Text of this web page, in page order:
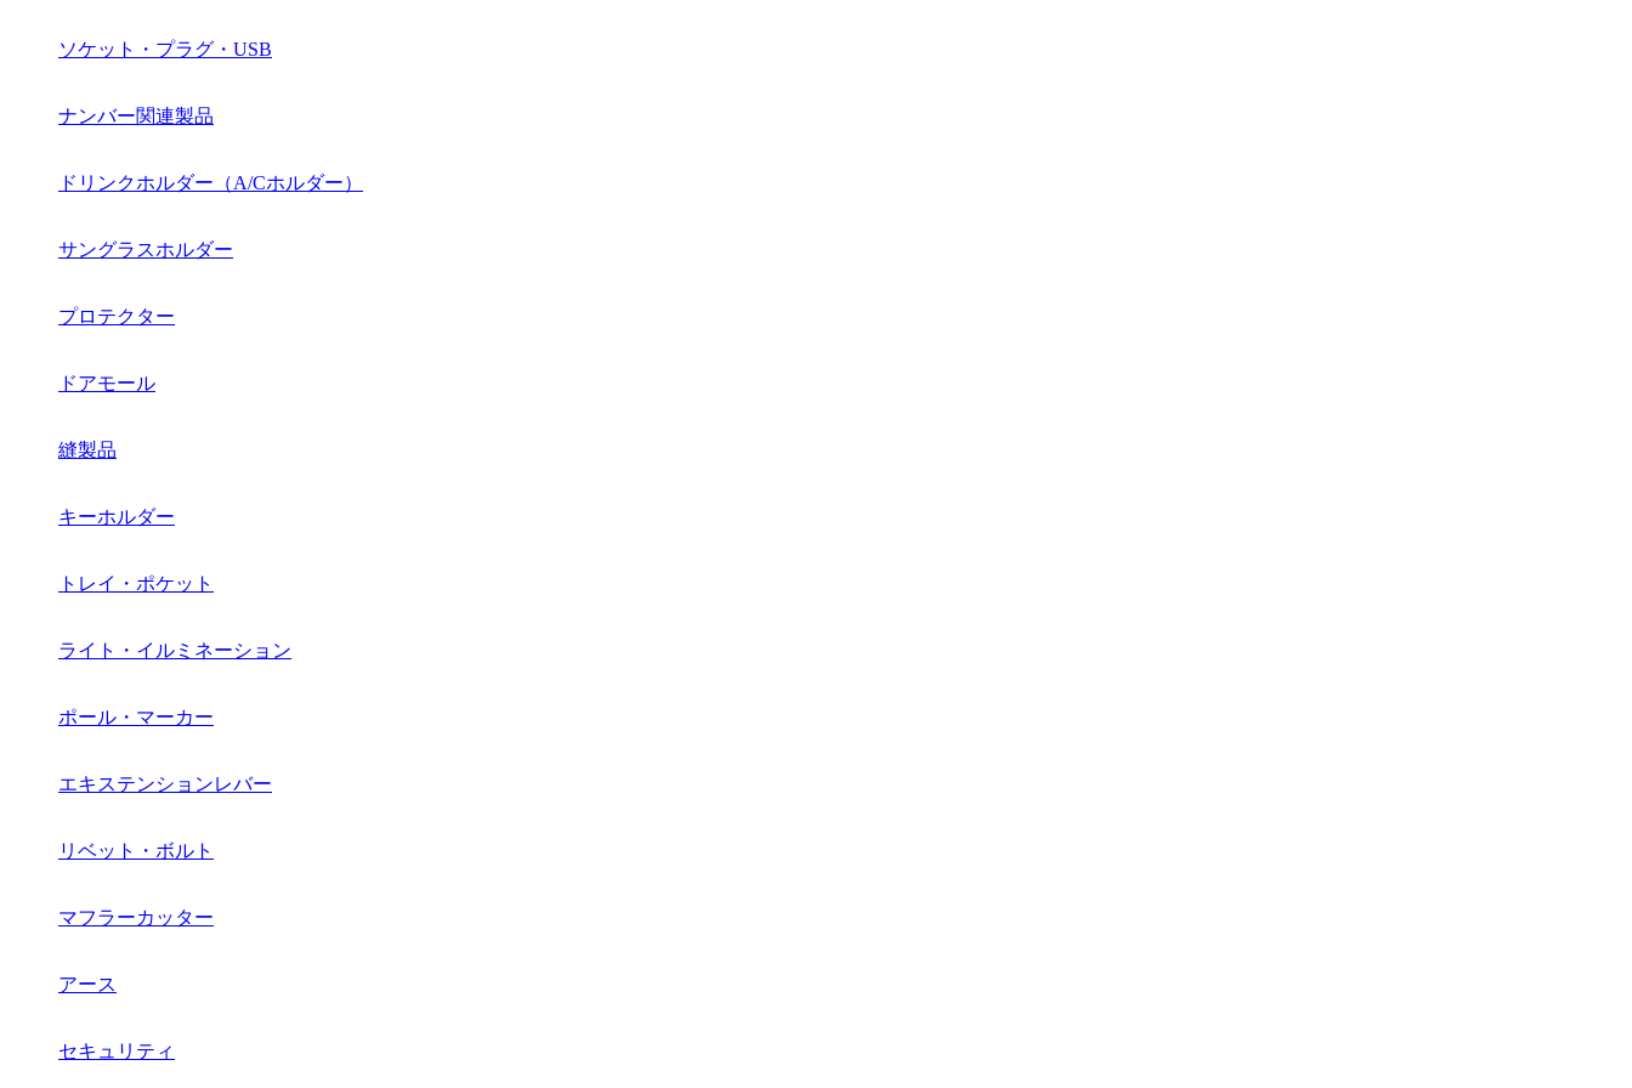
ソケット・プラグ・USB
ナンバー関連製品
ドリンクホルダー（A/Cホルダー）
サングラスホルダー
プロテクター
ドアモール
縫製品
キーホルダー
トレイ・ポケット
ライト・イルミネーション
ポール・マーカー
エキステンションレバー
リベット・ボルト
マフラーカッター
アース
セキュリティ